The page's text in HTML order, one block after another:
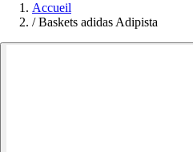
Accueil
/ Baskets adidas Adipista